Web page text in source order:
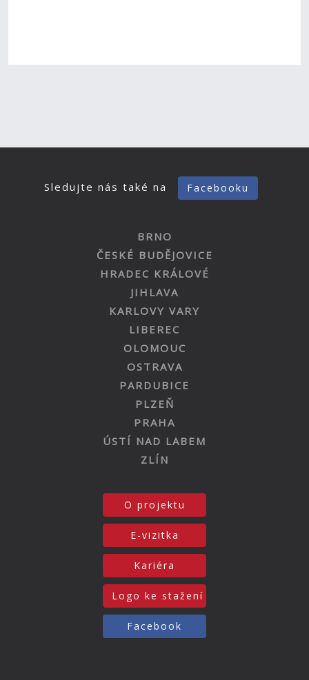
Sledujte nás také na Facebooku
BRNO
ČESKÉ BUDĚJOVICE
HRADEC KRÁLOVÉ
JIHLAVA
KARLOVY VARY
LIBEREC
OLOMOUC
OSTRAVA
PARDUBICE
PLZEŇ
PRAHA
ÚSTÍ NAD LABEM
ZLÍN
O projektu
E-vizitka
Kariéra
Logo ke stažení
Facebook